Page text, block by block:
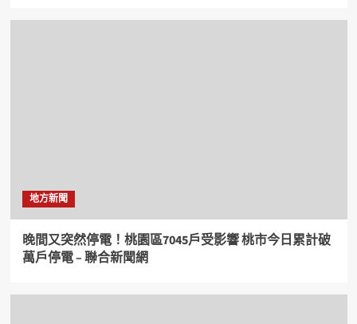
地方新聞
晚間又突然停電！桃園區7045戶受影響 桃市今日累計破
萬戶停電 – 聯合新聞網